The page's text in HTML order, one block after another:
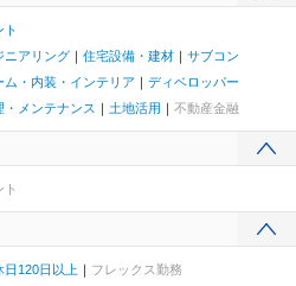
ト
ニアリング
住宅設備・建材
サブコン
ム・内装・インテリア
ディベロッパー
・メンテナンス 土地活用 不動産金融
ト
日120日以上
フレックス勤務